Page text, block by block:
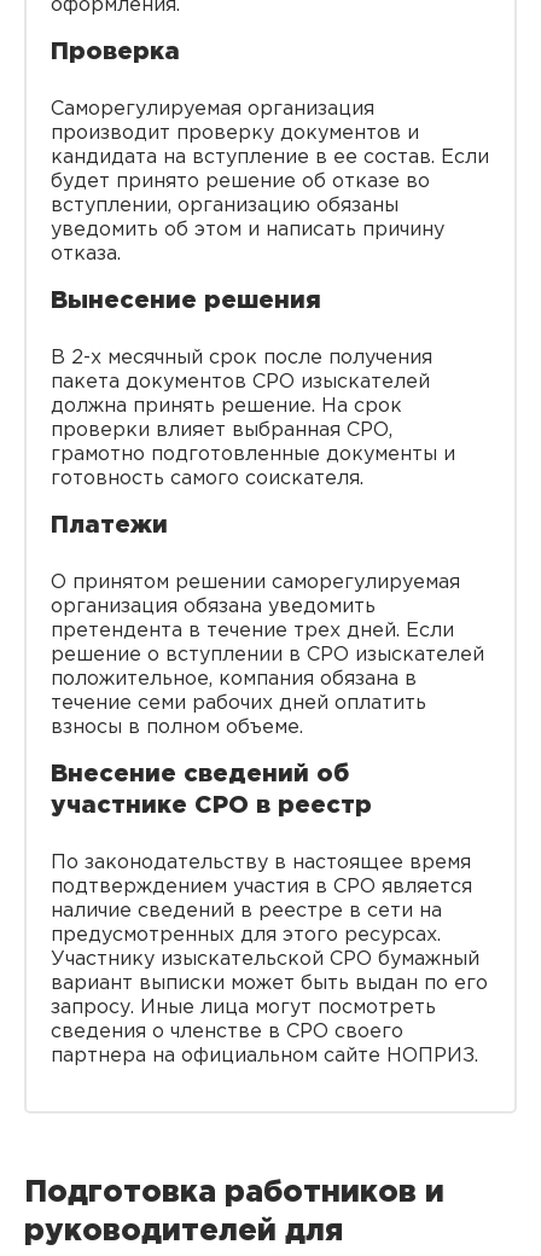
оформления.
Проверка
Саморегулируемая организация
производит проверку документов и
кандидата на вступление в ее состав. Если
будет принято решение об отказе во
вступлении, организацию обязаны
уведомить об этом и написать причину
отказа.
Вынесение решения
В 2-х месячный срок после получения
пакета документов СРО изыскателей
должна принять решение. На срок
проверки влияет выбранная СРО,
грамотно подготовленные документы и
готовность самого соискателя.
Платежи
О принятом решении саморегулируемая
организация обязана уведомить
претендента в течение трех дней. Если
решение о вступлении в СРО изыскателей
положительное, компания обязана в
течение семи рабочих дней оплатить
взносы в полном объеме.
Внесение сведений об
участнике СРО в реестр
По законодательству в настоящее время
подтверждением участия в СРО является
наличие сведений в реестре в сети на
предусмотренных для этого ресурсах.
Участнику изыскательской СРО бумажный
вариант выписки может быть выдан по его
запросу. Иные лица могут посмотреть
сведения о членстве в СРО своего
партнера на официальном сайте НОПРИЗ.
Подготовка работников и
руководителей для